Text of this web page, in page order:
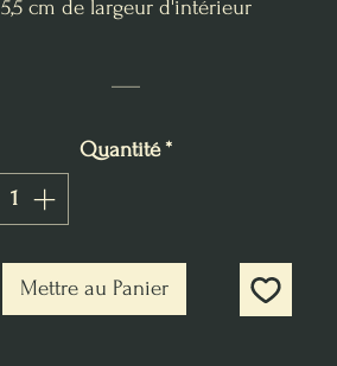
5,5 cm de largeur d'intérieur
Quantité*
Mettre au Panier